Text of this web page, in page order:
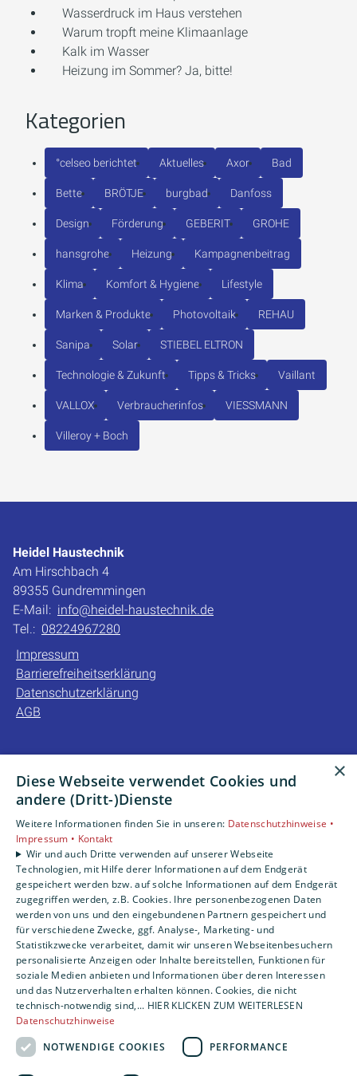
Wasserdruck im Haus verstehen
Warum tropft meine Klimaanlage
Kalk im Wasser
Heizung im Sommer? Ja, bitte!
Kategorien
°celseo berichtet Aktuelles Axor Bad
Bette BRÖTJE burgbad Danfoss
Design Förderung GEBERIT GROHE
hansgrohe Heizung Kampagnenbeitrag
Klima Komfort & Hygiene Lifestyle
Marken & Produkte Photovoltaik REHAU
Sanipa Solar STIEBEL ELTRON
Technologie & Zukunft Tipps & Tricks Vaillant
VALLOX Verbraucherinfos VIESSMANN
Villeroy + Boch
Heidel Haustechnik
Am Hirschbach 4
89355 Gundremmingen
E-Mail: info@heidel-haustechnik.de
Tel.: 08224967280
Impressum
Barrierefreiheitserklärung
Datenschutzerklärung
AGB
Privatkunden
Gewerbekunden
Karriere
Unternehmen
Kontakt
×
Diese Webseite verwendet Cookies und
andere (Dritt-)Dienste
Weitere Informationen finden Sie in unseren: Datenschutzhinweise •
Impressum • Kontakt
Wir und auch Dritte verwenden auf unserer Webseite
Technologien, mit Hilfe derer Informationen auf dem Endgerät
gespeichert werden bzw. auf solche Informationen auf dem Endgerät
zugegriffen werden, z.B. Cookies. Ihre personenbezogenen Daten
werden von uns und den eingebundenen Partnern gespeichert und
für verschiedene Zwecke, ggf. Analyse-, Marketing- und
Statistikzwecke verarbeitet, damit wir unseren Webseitenbesuchern
personalisierte Anzeigen oder Inhalte bereitstellen, Funktionen für
soziale Medien anbieten und Informationen über deren Interessen
und das Nutzerverhalten erhalten können. Cookies, die nicht
technisch-notwendig sind,... HIER KLICKEN ZUM WEITERLESEN
Datenschutzhinweise
NOTWENDIGE COOKIES
PERFORMANCE